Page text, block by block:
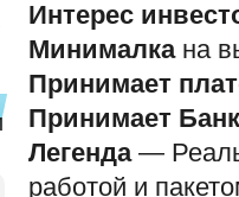
Интерес
Минималкана
Принимает
Принимает
Легенда—
работой и